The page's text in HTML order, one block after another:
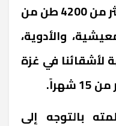
على 305 شاحنات تحمل أكثر من 4200 طن من
والأدوية،
لأشقائنا في غزة
بالتوجه إلى